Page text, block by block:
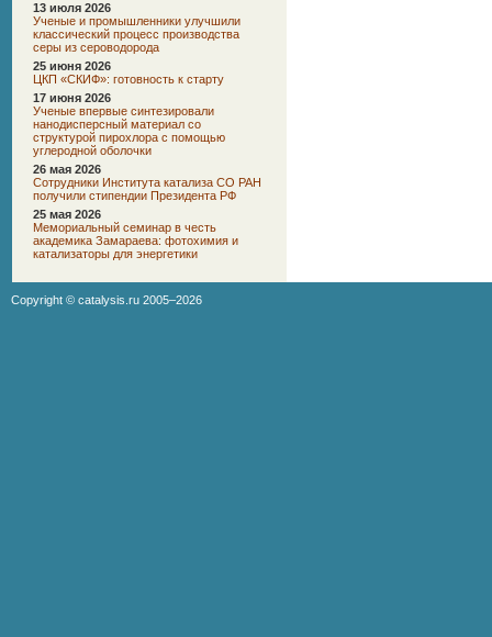
13 июля 2026
Ученые и промышленники улучшили
классический процесс производства
серы из сероводорода
25 июня 2026
ЦКП «СКИФ»: готовность к старту
17 июня 2026
Ученые впервые синтезировали
нанодисперсный материал со
структурой пирохлора с помощью
углеродной оболочки
26 мая 2026
Сотрудники Института катализа СО РАН
получили стипендии Президента РФ
25 мая 2026
Мемориальный семинар в честь
академика Замараева: фотохимия и
катализаторы для энергетики
Copyright © catalysis.ru 2005–2026